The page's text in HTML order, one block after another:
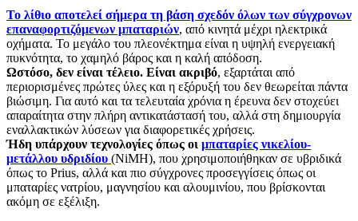
Το λίθιο αποτελεί σήμερα τη βάση σχεδόν όλων των σύγχρονων
επαναφορτιζόμενων μπαταριών, από κινητά μέχρι ηλεκτρικά
οχήματα. Το μεγάλο του πλεονέκτημα είναι η υψηλή ενεργειακή
πυκνότητα, το χαμηλό βάρος και η καλή απόδοση.
Ωστόσο, δεν είναι τέλειο. Είναι ακριβό, εξαρτάται από
περιορισμένες πρώτες ύλες και η εξόρυξή του δεν θεωρείται πάντα
βιώσιμη. Για αυτό και τα τελευταία χρόνια η έρευνα δεν στοχεύει
απαραίτητα στην πλήρη αντικατάστασή του, αλλά στη δημιουργία
εναλλακτικών λύσεων για διαφορετικές χρήσεις.
Ήδη υπάρχουν τεχνολογίες όπως οι μπαταρίες νικελίου-
μετάλλου υδριδίου (NiMH), που χρησιμοποιήθηκαν σε υβριδικά
όπως το Prius, αλλά και πιο σύγχρονες προσεγγίσεις όπως οι
μπαταρίες νατρίου, μαγνησίου και αλουμινίου, που βρίσκονται
ακόμη σε εξέλιξη.